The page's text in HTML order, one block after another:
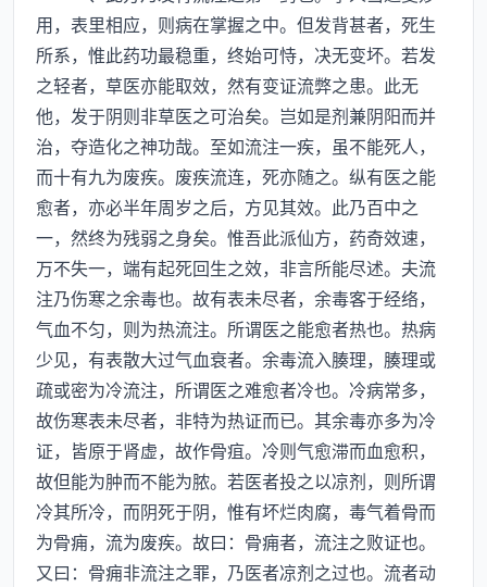
用，表里相应，则病在掌握之中。但发背甚者，死生
所系，惟此药功最稳重，终始可恃，决无变坏。若发
之轻者，草医亦能取效，然有变证流弊之患。此无
他，发于阴则非草医之可治矣。岂如是剂兼阴阳而并
治，夺造化之神功哉。至如流注一疾，虽不能死人，
而十有九为废疾。废疾流连，死亦随之。纵有医之能
愈者，亦必半年周岁之后，方见其效。此乃百中之
一，然终为残弱之身矣。惟吾此派仙方，药奇效速，
万不失一，端有起死回生之效，非言所能尽述。夫流
注乃伤寒之余毒也。故有表未尽者，余毒客于经络，
气血不匀，则为热流注。所谓医之能愈者热也。热病
少见，有表散大过气血衰者。余毒流入腠理，腠理或
疏或密为冷流注，所谓医之难愈者冷也。冷病常多，
故伤寒表未尽者，非特为热证而已。其余毒亦多为冷
证，皆原于肾虚，故作骨疽。冷则气愈滞而血愈积，
故但能为肿而不能为脓。若医者投之以凉剂，则所谓
冷其所冷，而阴死于阴，惟有坏烂肉腐，毒气着骨而
为骨痈，流为废疾。故曰：骨痈者，流注之败证也。
又曰：骨痈非流注之罪，乃医者凉剂之过也。流者动